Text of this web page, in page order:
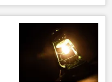
курулуш